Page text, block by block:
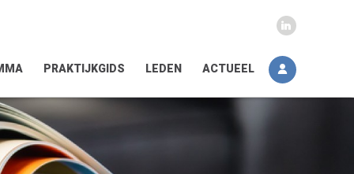
PRAKTIJKGIDS LEDEN ACTUEEL